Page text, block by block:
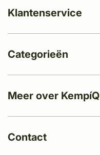
Meer over KempíQ
Klantenservice
Categorieën
Contact